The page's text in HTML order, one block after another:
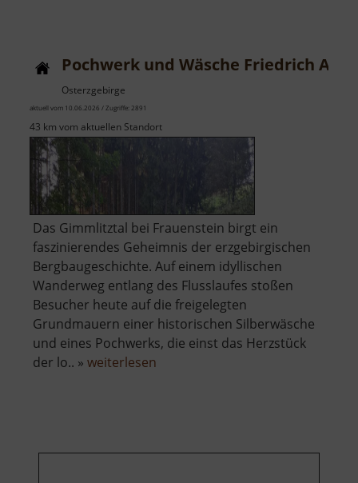
Pochwerk und Wäsche Friedrich
Osterzgebirge
aktuell vom 10.06.2026 / Zugriffe: 2891
43 km vom aktuellen Standort
Das Gimmlitztal bei Frauenstein birgt ein
faszinierendes Geheimnis der erzgebirgischen
Bergbaugeschichte. Auf einem idyllischen
Wanderweg entlang des Flusslaufes stoßen
Besucher heute auf die freigelegten
Grundmauern einer historischen Silberwäsche
und eines Pochwerks, die einst das Herzstück
der lo.. » weiterlesen
August